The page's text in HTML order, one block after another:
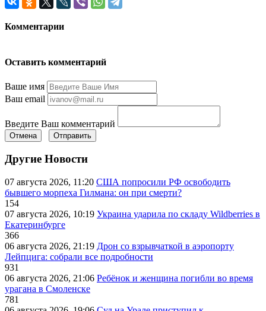
Комментарии
Оставить комментарий
Ваше имя
Ваш email
Введите Ваш комментарий
Отмена Отправить
Другие Новости
07 августа 2026, 11:20 США попросили РФ освободить
бывшего морпеха Гилмана: он при смерти?
154
07 августа 2026, 10:19 Украина ударила по складу Wildberries в
Екатеринбурге
366
06 августа 2026, 21:19 Дрон со взрывчаткой в аэропорту
Лейпцига: собрали все подробности
931
06 августа 2026, 21:06 Ребёнок и женщина погибли во время
урагана в Смоленске
781